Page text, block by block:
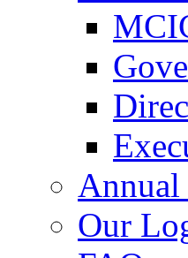
Annual
Our